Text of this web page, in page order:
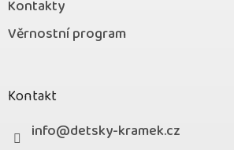
Kontakty
Věrnostní program
Kontakt
info@detsky-kramek.cz